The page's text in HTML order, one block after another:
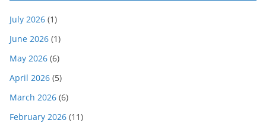
July 2026 (1)
June 2026 (1)
May 2026 (6)
April 2026 (5)
March 2026 (6)
February 2026 (11)